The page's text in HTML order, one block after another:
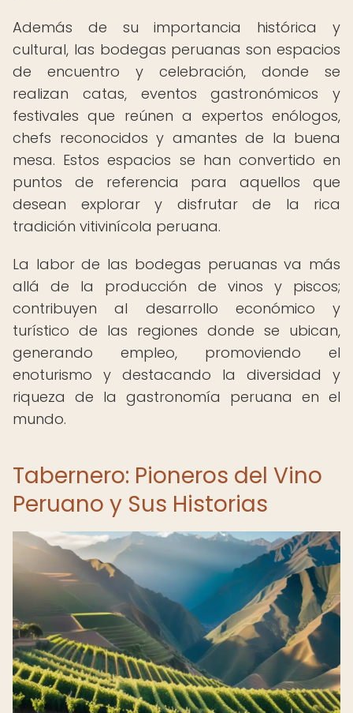
Además de su importancia histórica y
cultural, las bodegas peruanas son espacios
de encuentro y celebración, donde se
realizan catas, eventos gastronómicos y
festivales que reúnen a expertos enólogos,
chefs reconocidos y amantes de la buena
mesa. Estos espacios se han convertido en
puntos de referencia para aquellos que
desean explorar y disfrutar de la rica
tradición vitivinícola peruana.
La labor de las bodegas peruanas va más
allá de la producción de vinos y piscos;
contribuyen al desarrollo económico y
turístico de las regiones donde se ubican,
generando empleo, promoviendo el
enoturismo y destacando la diversidad y
riqueza de la gastronomía peruana en el
mundo.
Tabernero: Pioneros del Vino
Peruano y Sus Historias